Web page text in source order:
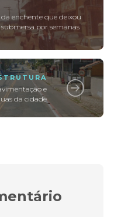
enchente que deixou
por semanas
e
da cidade